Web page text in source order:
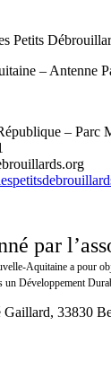
Petits
– Antenne
– Parc
par
Aquitaine a pour
un Développement
Gaillard, 33830